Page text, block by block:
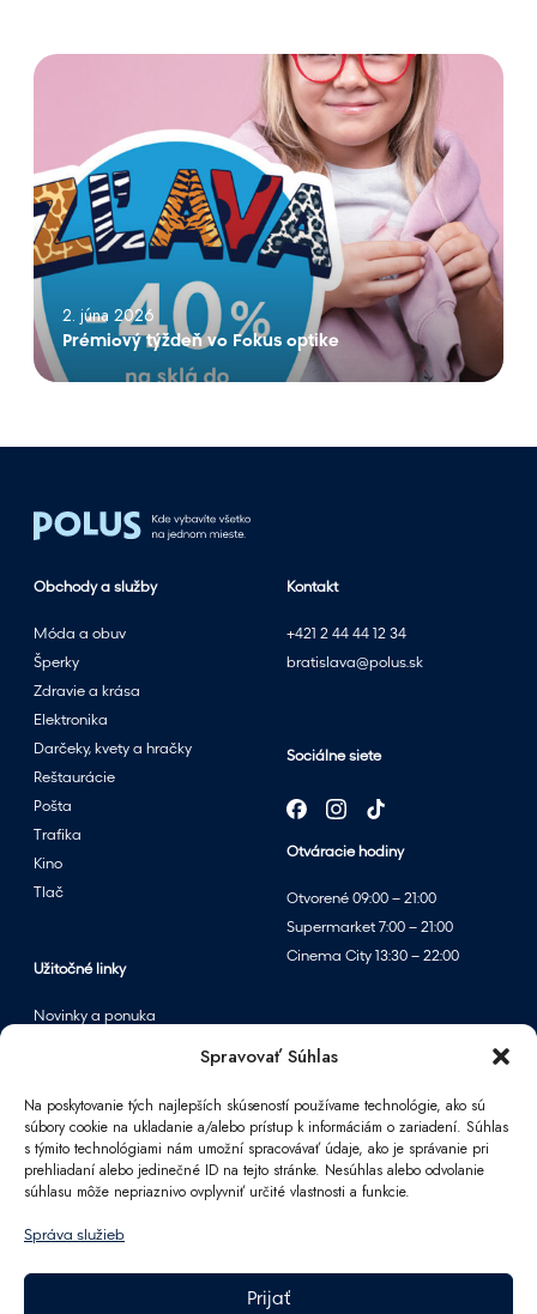
Spravovať Súhlas
Na poskytovanie tých najlepších skúseností používame technológie, ako sú
súbory cookie na ukladanie a/alebo prístup k informáciám o zariadení. Súhlas
s týmito technológiami nám umožní spracovávať údaje, ako je správanie pri
prehliadaní alebo jedinečné ID na tejto stránke. Nesúhlas alebo odvolanie
súhlasu môže nepriaznivo ovplyvniť určité vlastnosti a funkcie.
Správa služieb
Prijať
P
i
o
v
ý
ý
d
F
k
s
o
p
t
i
k
e
2. júna 2026
Prémiový týždeň vo Fokus optike
Kontakt
+421 2 44 44 12 34
bratislava@polus.sk
Sociálne siete
Otváracie hodiny
Otvorené 09:00 – 21:00
Supermarket 7:00 – 21:00
Cinema City 13:30 – 22:00
Obchody a služby
Móda a obuv
Šperky
Zdravie a krása
Elektronika
Darčeky, kvety a hračky
Reštaurácie
Pošta
Trafika
Kino
Tlač
Užitočné linky
Novinky a ponuka
Informácie
Kontakt
FAQ